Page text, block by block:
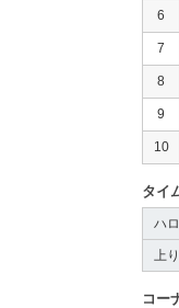
6
7
8
9
10
タイ
ハ
上り
コー